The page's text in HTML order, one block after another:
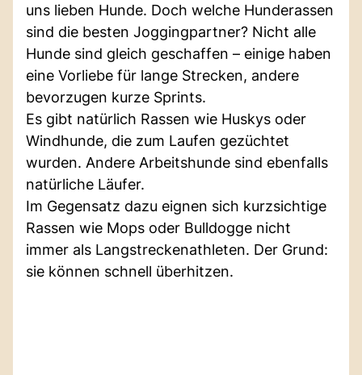
uns lieben Hunde. Doch welche Hunderassen
sind die besten Joggingpartner? Nicht alle
Hunde sind gleich geschaffen – einige haben
eine Vorliebe für lange Strecken, andere
bevorzugen kurze Sprints.
Es gibt natürlich Rassen wie Huskys oder
Windhunde, die zum Laufen gezüchtet
wurden. Andere Arbeitshunde sind ebenfalls
natürliche Läufer.
Im Gegensatz dazu eignen sich kurzsichtige
Rassen wie Mops oder Bulldogge nicht
immer als Langstreckenathleten. Der Grund:
sie können schnell überhitzen.